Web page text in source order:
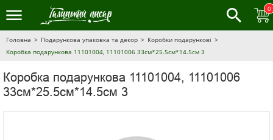
0
Головна Подарункова упаковка та декор
Коробки подарункові
Коробка подарункова 11101004, 11101006 33см*25.5см*14.5см 3
Коробка подарункова 11101004, 11101006
33см*25.5см*14.5см 3